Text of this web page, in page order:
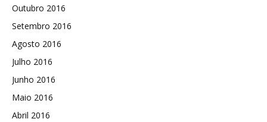
Outubro 2016
Setembro 2016
Agosto 2016
Julho 2016
Junho 2016
Maio 2016
Abril 2016